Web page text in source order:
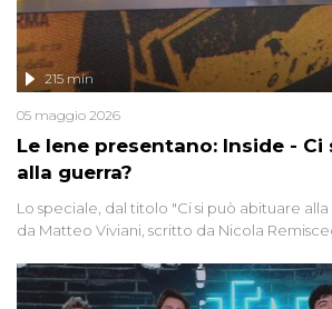
Le Iene presentano: Inside -
alla guerra?
215 min
05 maggio 2026
Lo speciale, dal titolo "Ci si può abituare
da Matteo Viviani, scritto da Nicola
di settore - su quanto la guerra sia
Anche se l'Italia non è direttamente